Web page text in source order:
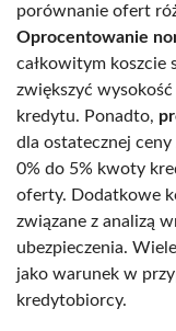
porównanie ofert
Oprocentowanie
całkowitym koszcie
zwiększyć
kredytu. Ponadto,
dla ostatecznej
0% do 5% kwoty
oferty. Dodatkowe
związane z analizą
ubezpieczenia.
jako warunek w
kredytobiorcy.